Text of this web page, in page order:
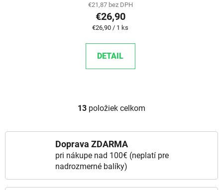
€21,87 bez DPH
€26,90
Jednotková cena:
€26,90 / 1 ks
DETAIL
Ovládacie prvky výpisu
13 položiek celkom
Doprava ZDARMA
pri nákupe nad 100€ (neplatí pre
nadrozmerné balíky)